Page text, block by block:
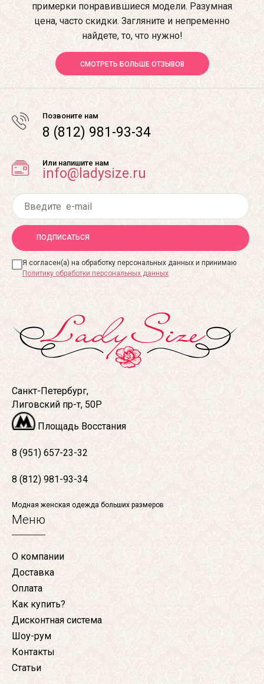
примерки понравившиеся модели. Разумная
цена, часто скидки. Загляните и непременно
найдете, то, что нужно!
СМОТРЕТЬ БОЛЬШЕ ОТЗЫВОВ
Позвоните нам
8 (812) 981-93-34
Или напишите нам
info@ladysize.ru
ПОДПИСАТЬСЯ
Я согласен(а) на обработку персональных данных и принимаю
Политику обработки персональных данных
Санкт-Петербург,
Лиговский пр-т, 50Р
Площадь Восстания
8 (951) 657-23-32
8 (812) 981-93-34
Модная женская одежда больших размеров
Меню
О компании
Доставка
Оплата
Как купить?
Дисконтная система
Шоу-рум
Контакты
Статьи